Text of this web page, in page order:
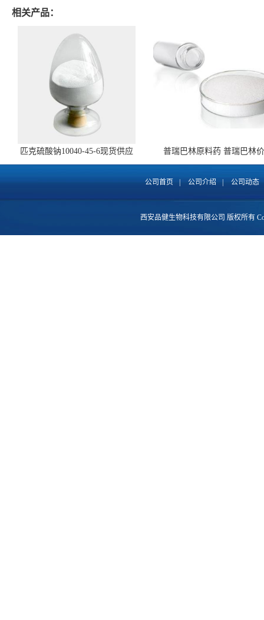
相关产品：
匹克硫酸钠10040-45-6现货供应
普瑞巴林原料药 普瑞巴林
148553-50-8 全国包邮
公司首页 公司介绍 公司动态
西安品健生物科技有限公司 版权所有